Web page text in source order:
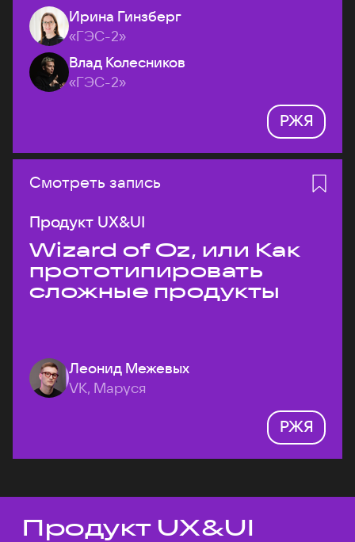
Ирина Гинзберг
«ГЭС-2»
Влад Колесников
«ГЭС-2»
РЖЯ
Смотреть запись
Продукт UX&UI
Wizard of Oz, или Как
прототипировать
сложные продукты
Леонид Межевых
VK, Маруся
РЖЯ
Темы докладов
Продукт UX&UI